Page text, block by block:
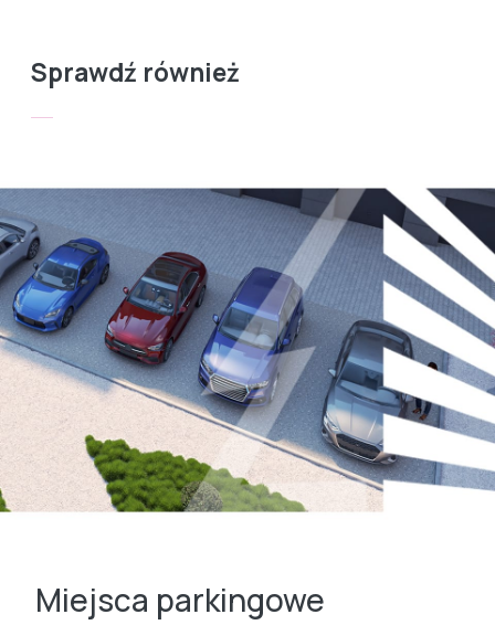
Sprawdź również
Miejsca parkingowe